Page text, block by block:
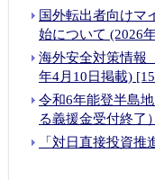
国外転出者向けマ
始について (2026
海外安全対策情報
年4月10日掲載)
令和6年能登半島
る義援金受付終了）
「対日直接投資